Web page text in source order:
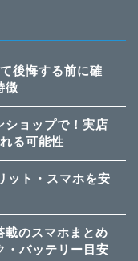
後悔する前に確
徴
ショップで！実店
る可能性
ット・スマホを安
のスマホまとめ
・バッテリー目安